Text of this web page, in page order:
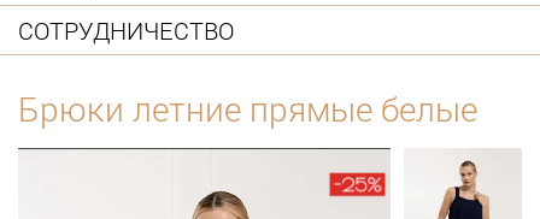
СОТРУДНИЧЕСТВО
Брюки летние прямые белые